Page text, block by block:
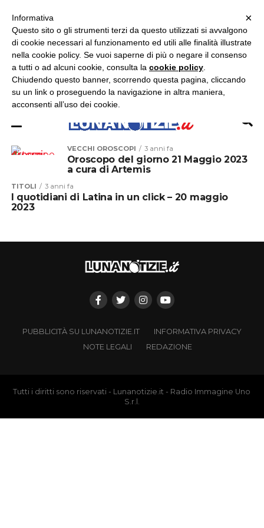
ASCOLTA RADIO LUNA
VECCHI OROSCOPI 3 anni fa
Oroscopo del giorno 21 Maggio 2023
a cura di Artemis
TITOLI 3 anni fa
I quotidiani di Latina in un click – 20 maggio
2023
PUBBLICITÀ SU LUNANOTIZIE.IT
INFORMATIVA PRIVACY
NOTE LEGALI
REDAZIONE
Tutti i diritti sono riservati - Lunanotizie.it - Radio Immagine Uno
S.r.l.
×
×
Informativa
Questo sito o gli strumenti terzi da questo utilizzati si avvalgono
di cookie necessari al funzionamento ed utili alle finalità illustrate
nella cookie policy. Se vuoi saperne di più o negare il consenso
a tutti o ad alcuni cookie, consulta la cookie policy
Chiudendo questo banner, scorrendo questa pagina, cliccando
su un link o proseguendo la navigazione in altra maniera,
acconsenti all’uso dei cookie.